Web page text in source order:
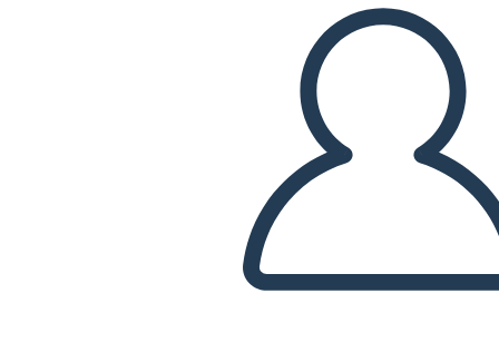
Копирайте този Storyboard
СЪЗДАЙТЕ СЦЕНАРИЙ
ПУСКАНЕ НА СЛАЙДШОУ
ЧЕТИ МИ